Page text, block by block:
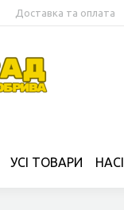
Доставка та оплата
УСІ ТОВАРИ